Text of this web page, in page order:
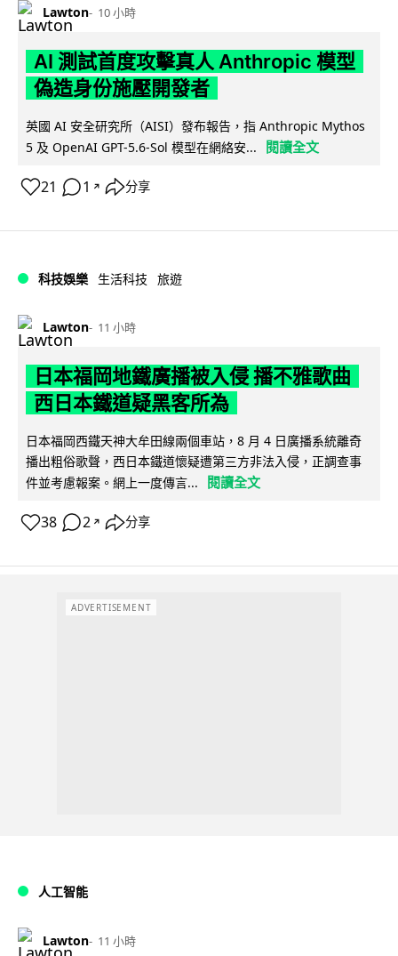
Lawton 10 小時
AI 測試首度攻擊真人 Anthropic 模型
偽造身份施壓開發者
英國 AI 安全研究所（AISI）發布報告，指 Anthropic Mythos
5 及 OpenAI GPT-5.6-Sol 模型在網絡安...
閱讀全文
21 1 ↗ 分享
科技娛樂 生活科技 旅遊
Lawton 11 小時
日本福岡地鐵廣播被入侵 播不雅歌曲
西日本鐵道疑黑客所為
日本福岡西鐵天神大牟田線兩個車站，8 月 4 日廣播系統離奇
播出粗俗歌聲，西日本鐵道懷疑遭第三方非法入侵，正調查事
件並考慮報案。網上一度傳言...
閱讀全文
38 2 ↗ 分享
ADVERTISEMENT
人工智能
Lawton 11 小時